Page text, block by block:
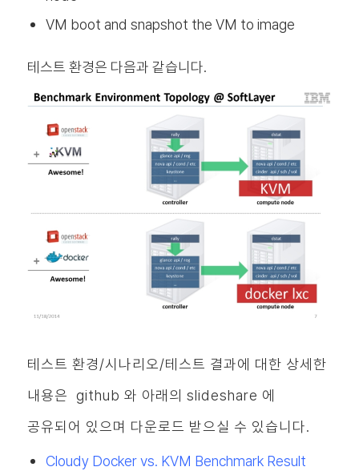
VM boot and snapshot the VM to image
테스트 환경은 다음과 같습니다.
테스트 환경/시나리오/테스트 결과에 대한 상세한
내용은 github 와 아래의 slideshare 에
공유되어 있으며 다운로드 받으실 수 있습니다.
Cloudy Docker vs. KVM Benchmark Result